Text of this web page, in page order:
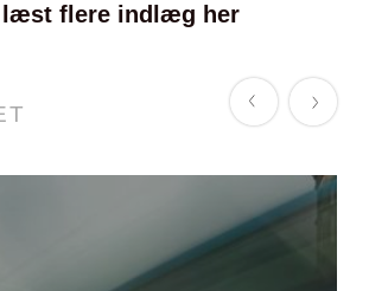
læst flere indlæg her